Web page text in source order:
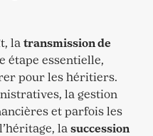
la transmission de
étape essentielle,
pour les héritiers.
la gestion
et parfois les
la succession